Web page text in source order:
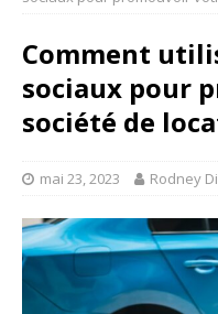
Comment
sociaux pour
société de
mai 23, 2023 Rodney